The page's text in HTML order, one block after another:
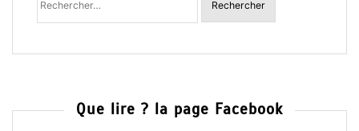
Que lire ? la page Facebook